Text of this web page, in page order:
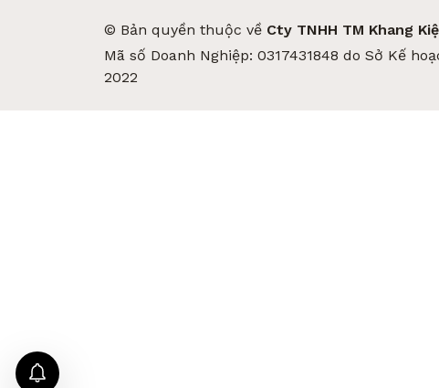
© Bản quyền thuộc về Cty TNHH TM Khang
Mã số Doanh Nghiệp: 0317431848 do Sở Kế
2022